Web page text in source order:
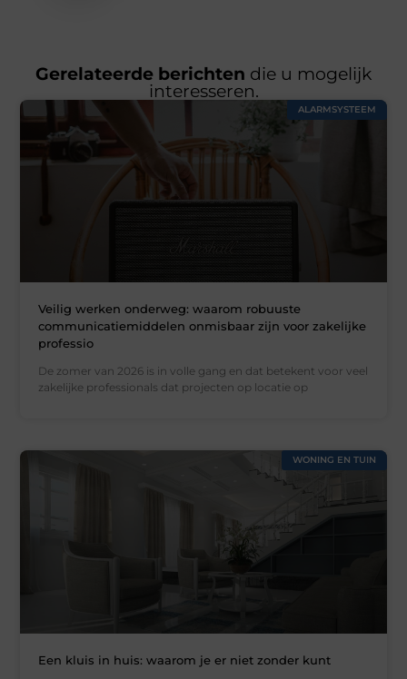
Gerelateerde berichten die u mogelijk
interesseren.
ALARMSYSTEEM
Veilig werken onderweg: waarom robuuste
communicatiemiddelen onmisbaar zijn voor zakelijke
professio
De zomer van 2026 is in volle gang en dat betekent voor veel
zakelijke professionals dat projecten op locatie op
WONING EN TUIN
Een kluis in huis: waarom je er niet zonder kunt